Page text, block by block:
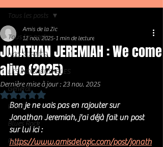
Tous les posts
NOS SORTIES
LES INDISPENSABLES
Général
Blues
Blues Rock
Rock
Tous les posts
JONATHAN JEREMIAH : We come
alive (2025)
Amis de la Zic
12 nov. 2025 1 min de lecture
Dernière mise à jour :23 nov. 2025
Noté NaN étoiles sur 5.
Bon je ne vais pas en rajouter sur
Jonathan Jeremiah, j'ai déjà fait un post
sur lui ici :
https://www.amisdelazic.com/post/jonath